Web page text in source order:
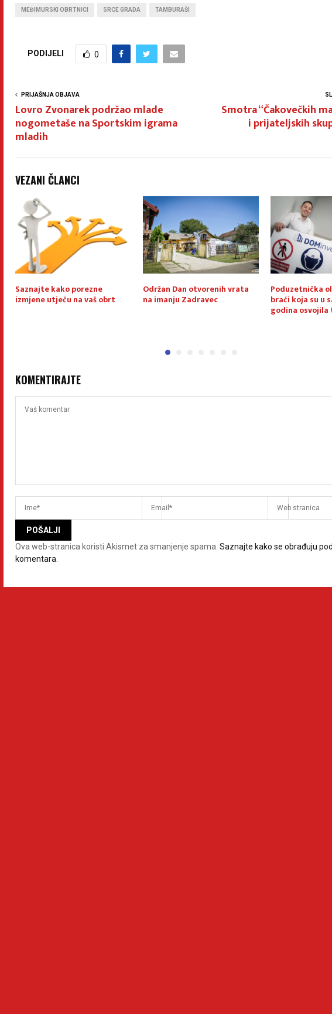
MEĐIMURSKI OBRTNICI SRCE GRADA TAMBURAŠI
PODIJELI 0
PRIJAŠNJA OBJAVA
Lovro Zvonarek podržao mlade
nogometaše na Sportskim igrama
mladih
Smotra “Čakovečkih
i prijateljskih
VEZANI ČLANCI
Saznajte kako porezne
izmjene utječu na vaš obrt
Održan Dan otvorenih vrata
na imanju Zadravec
Poduzetnička
braći koja su u
godina
KOMENTIRAJTE
Ova web-stranica koristi Akismet za smanjenje spama. Saznajte kako se obrađuju
komentara.